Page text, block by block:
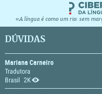
«A língua é como um rio: sem
DÚVIDAS
Mariana Carneiro
Tradutora
Brasil 2K